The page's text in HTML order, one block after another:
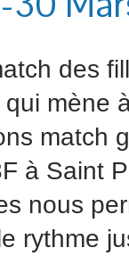
des
mène
match
à Saint
nous
rythme